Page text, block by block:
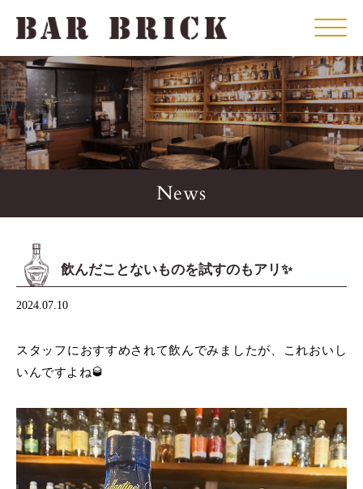
Click
News
飲んだことないものを試すのもアリ✨️
2024.07.10
スタッフにおすすめされて飲んでみましたが、これおいし
いんですよね🥃